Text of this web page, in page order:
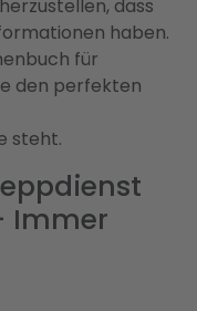
dass
haben.
für
den perfekten
steht.
Immer